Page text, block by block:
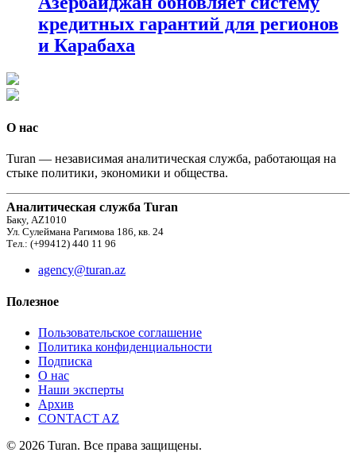
кредитных гарантий для регионов
и Карабаха
О нас
Turan — независимая аналитическая служба, работающая на
стыке политики, экономики и общества.
Аналитическая служба Turan
Баку, AZ1010
Ул. Сулеймана Рагимова 186, кв. 24
Тел.: (+99412) 440 11 96
agency@turan.az
Полезное
Пользовательское соглашение
Политика конфиденциальности
Подписка
О нас
Наши эксперты
Архив
CONTACT AZ
© 2026 Turan. Все права защищены.